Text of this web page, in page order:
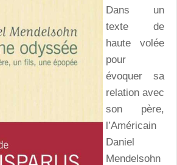
Dans un
texte de
haute volée
pour
évoquer sa
relation avec
son père,
l’Américain
Daniel
Mendelsohn